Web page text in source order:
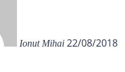
Ionut Mihai 22/08/2018